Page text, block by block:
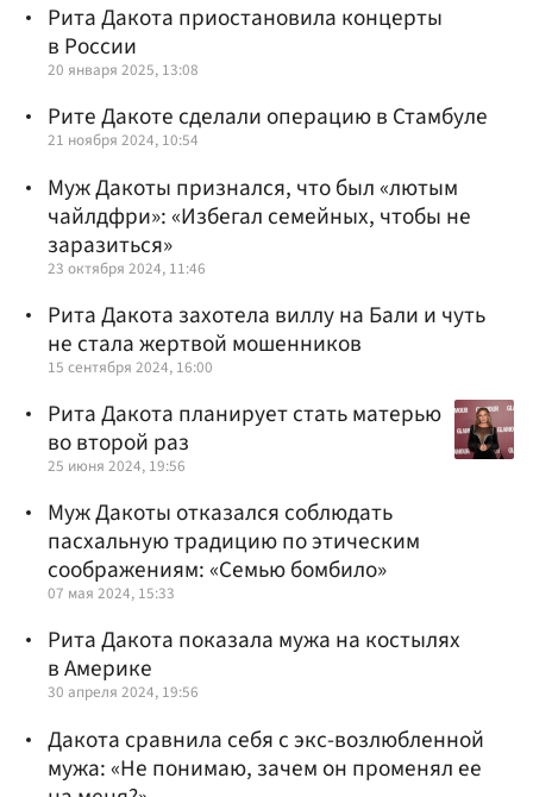
Рита Дакота приостановила концерты
в России
20 января 2025, 13:08
Рите Дакоте сделали операцию в Стамбуле
21 ноября 2024, 10:54
Муж Дакоты признался, что был «лютым
чайлдфри»: «Избегал семейных, чтобы не
заразиться»
23 октября 2024, 11:46
Рита Дакота захотела виллу на Бали и чуть
не стала жертвой мошенников
15 сентября 2024, 16:00
Рита Дакота планирует стать матерью
во второй раз
25 июня 2024, 19:56
Муж Дакоты отказался соблюдать
пасхальную традицию по этическим
соображениям: «Семью бомбило»
07 мая 2024, 15:33
Рита Дакота показала мужа на костылях
в Америке
30 апреля 2024, 19:56
Дакота сравнила себя с экс-возлюбленной
мужа: «Не понимаю, зачем он променял ее